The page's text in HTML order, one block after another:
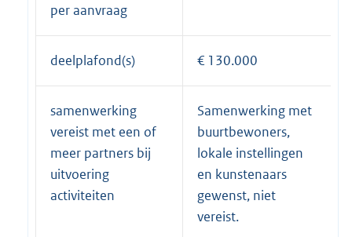
per aanvraag
deelplafond(s) € 130.000
samenwerking
vereist met een of
meer partners bij
uitvoering
activiteiten
Samenwerking met
buurtbewoners,
lokale instellingen
en kunstenaars
gewenst, niet
vereist.